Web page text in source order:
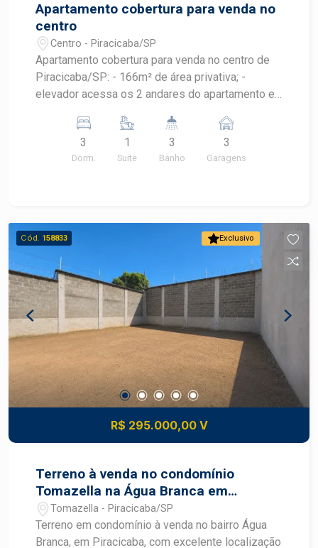
Apartamento cobertura para venda no
centro
Centro - Piracicaba/SP
Apartamento cobertura para venda no centro de
Piracicaba/SP: - 166m² de área privativa; -
elevador acessa os 2 andares do apartamento e
dormitórios com armários, sendo 01 suíte master
com banheira; - 03 banheiros: suíte, suíte e
lavabo; - sala de TV; - sala de estar e de jantar
privilegiada. Agende uma visita com um
especialista Frias Neto.
3
Dorm.
1
Suite
3
Banho
3
Garagens
Exclusivo
Cód. 158833
R$ 295.000,00 V
Terreno à venda no condomínio
Tomazella na Água Branca em
Piracicaba
Tomazella - Piracicaba/SP
Terreno em condomínio à venda no bairro Água
Branca, em Piracicaba, com excelente localização